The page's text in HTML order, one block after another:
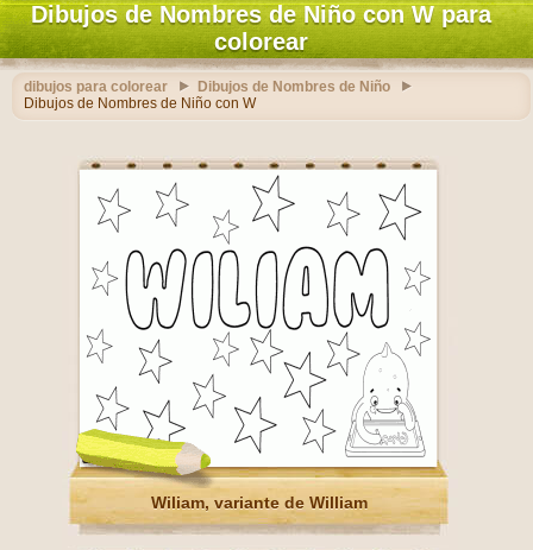
Dibujos de Nombres de Niño con W para
colorear
dibujos para colorear
Dibujos de Nombres de Niño
Dibujos de Nombres de Niño con W
Wiliam, variante de William